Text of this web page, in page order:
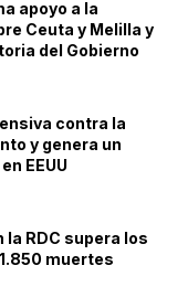
apoyo a la
Ceuta y Melilla y
del Gobierno
contra la
y genera un
EEUU
la RDC supera los
muertes